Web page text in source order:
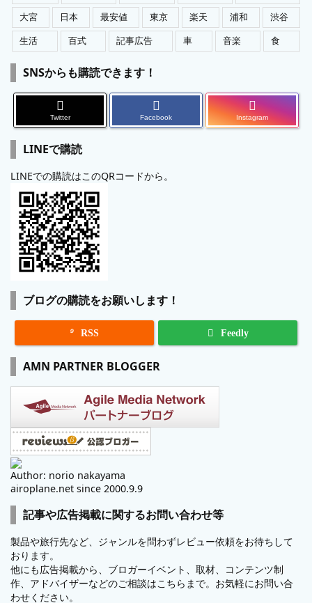
大宮
日本 最安値 東京 楽天 浦和
渋谷
生活
百式 記事広告 車 音楽 食
SNSからも購読できます！
Twitter Facebook Instagram
LINEで購読
LINEでの購読はこのQRコードから。
ブログの購読をお願いします！
 RSS Feedly
AMN PARTNER BLOGGER
Author: norio nakayama
airoplane.net since 2000.9.9
記事や広告掲載に関するお問い合わせ等
製品や旅行先など、ジャンルを問わずレビュー依頼をお待ちして
おります。
他にも広告掲載から、ブロガーイベント、取材、コンテンツ制
作、アドバイザーなどのご相談はこちらまで。お気軽にお問い合
わせください。